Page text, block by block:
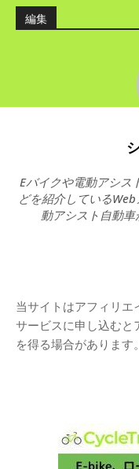
編集
Eバイクや電動アシス
どを紹介している
動アシスト自動車
当サイトはアフィリ
サービスに申し込むと
を得る場合があります。